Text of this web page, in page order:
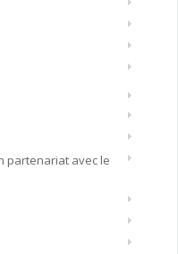
partenariat avec le